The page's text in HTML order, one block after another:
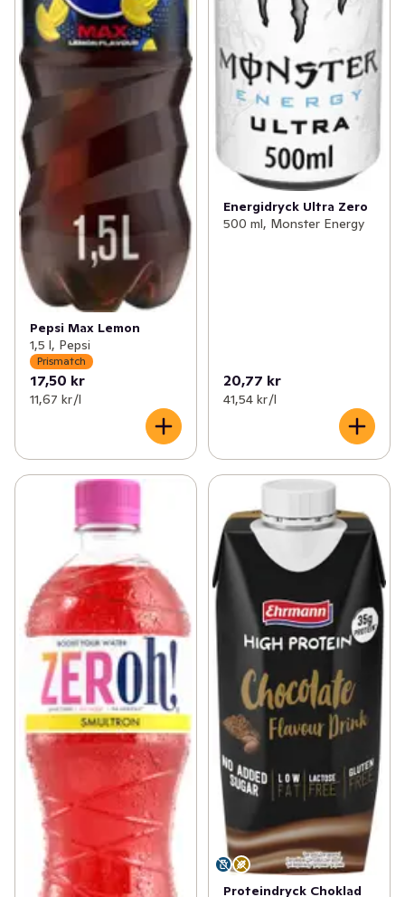
Pepsi Max Lemon
1,5 l, Pepsi
Prismatch
17,50 kr
11,67 kr /l
Energidryck Ultra Zero
500 ml, Monster Energy
20,77 kr
41,54 kr /l
Proteindryck Choklad